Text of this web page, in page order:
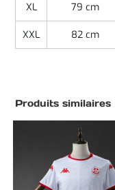
XL 79 cm
XXL 82 cm
Produits similaires